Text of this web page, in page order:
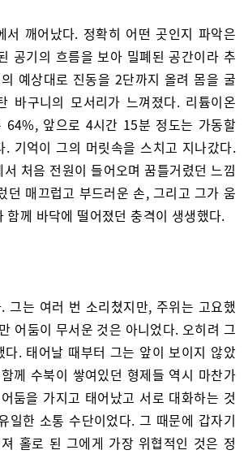
서 깨어났다. 정확히 어떤 곳인지 파악은
공기의 흐름을 보아 밀폐된 공간이라 추
예상대로 진동을 2단까지 올려 몸을 굴
바구니의 모서리가 느껴졌다. 리튬이온
64%, 앞으로 4시간 15분 정도는 가동할
. 기억이 그의 머릿속을 스치고 지나갔다.
처음 전원이 들어오며 꿈틀거렸던 느낌
던 매끄럽고 부드러운 손, 그리고 그가 움
함께 바닥에 떨어졌던 충격이 생생했다.
그는 여러 번 소리쳤지만, 주위는 고요했
어둠이 무서운 것은 아니었다. 오히려 그
다. 태어날 때부터 그는 앞이 보이지 않았
께 수북이 쌓여있던 형제들 역시 마찬가
둠을 가지고 태어났고 서로 대화하는 것
일한 소통 수단이었다. 그 때문에 갑자기
홀로 된 그에게 가장 위협적인 것은 정